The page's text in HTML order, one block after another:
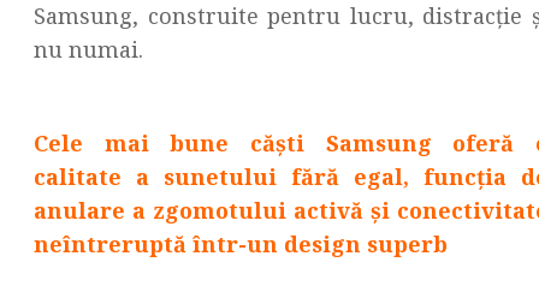
Samsung, construite pentru lucru, distracție
nu numai.
Cele mai bune căști Samsung oferă
calitate a sunetului fără egal, funcția
anulare a zgomotului activă și
neîntreruptă într-un design superb